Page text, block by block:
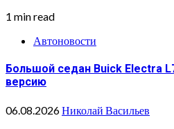
1 min read
Автоновости
Большой седан Buick Electra
версию
06.08.2026Николай Васильев